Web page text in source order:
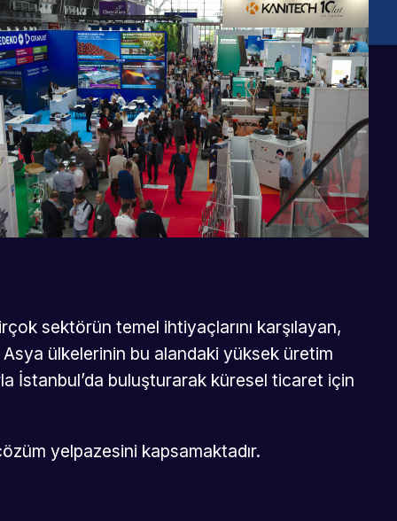
sektörün temel ihtiyaçlarını karşılayan,
ülkelerinin bu alandaki yüksek üretim
İstanbul’da buluşturarak küresel ticaret için
yelpazesini kapsamaktadır.